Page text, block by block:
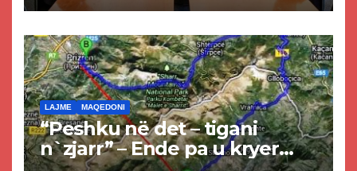
LAJME MAQEDONI
“Peshku në det – tigani
n`zjarr” – Ende pa u kryer